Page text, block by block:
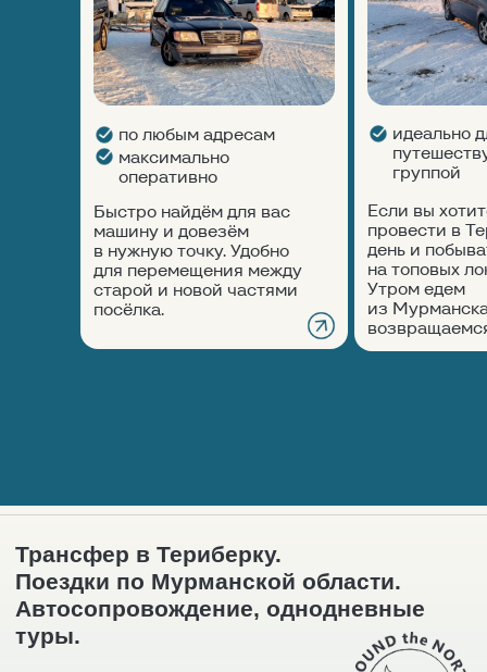
Если вы
провести в
день и
на топовых
Утром едем
из
идеально
группой
Быстро найдём для вас
машину и довезём
в нужную точку. Удобно
для перемещения между
старой и новой частями
посёлка.
по любым адресам
максимально
оперативно
Морская прогулка
Снегоходные прогулки
Квадроциклы
Аптека
Свежие морепродукты
Пекарня
Сувениры
Рестораны и кафе
Инфраструктура посёлка
Кировск
Другие направления
Как одеться
Дикие животные
Наши услуги
Трансфер Мурманск — Териберка
Автосопровождение по Териберке
Такси по Териберке
В Мурманск на самолёте / авто